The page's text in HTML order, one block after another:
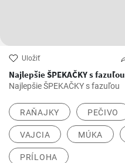
Uložiť
Najlepšie ŠPEKAČKY s fazuľou
Najlepšie ŠPEKAČKY s fazuľou
RAŇAJKY PEČIVO
VAJCIA MÚKA
PRÍLOHA